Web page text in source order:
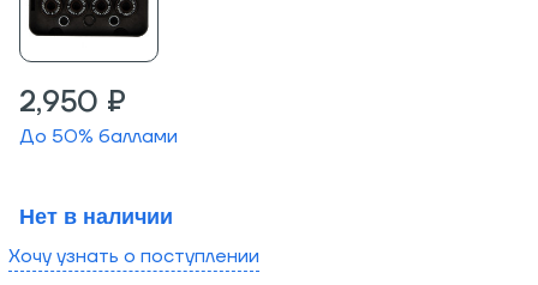
2,950 ₽
До 50% баллами
Нет в наличии
Хочу узнать о поступлении